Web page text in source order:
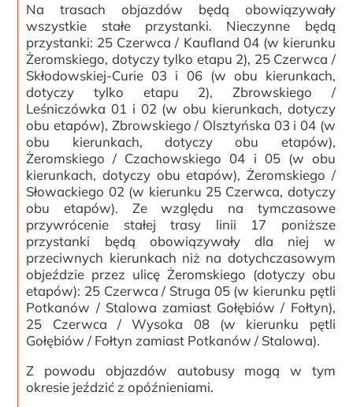
Na trasach objazdów będą obowiązywały
wszystkie stałe przystanki. Nieczynne będą
przystanki: 25 Czerwca / Kaufland 04 (w kierunku
Żeromskiego, dotyczy tylko etapu 2), 25 Czerwca /
Skłodowskiej-Curie 03 i 06 (w obu kierunkach,
dotyczy tylko etapu 2), Zbrowskiego /
Leśniczówka 01 i 02 (w obu kierunkach, dotyczy
obu etapów), Zbrowskiego / Olsztyńska 03 i 04 (w
obu kierunkach, dotyczy obu etapów),
Żeromskiego / Czachowskiego 04 i 05 (w obu
kierunkach, dotyczy obu etapów), Żeromskiego /
Słowackiego 02 (w kierunku 25 Czerwca, dotyczy
obu etapów). Ze względu na tymczasowe
przywrócenie stałej trasy linii 17 poniższe
przystanki będą obowiązywały dla niej w
przeciwnych kierunkach niż na dotychczasowym
objeździe przez ulicę Żeromskiego (dotyczy obu
etapów): 25 Czerwca / Struga 05 (w kierunku pętli
Potkanów / Stalowa zamiast Gołębiów / Fołtyn),
25 Czerwca / Wysoka 08 (w kierunku pętli
Gołębiów / Fołtyn zamiast Potkanów / Stalowa).
Z powodu objazdów autobusy mogą w tym
okresie jeździć z opóźnieniami.